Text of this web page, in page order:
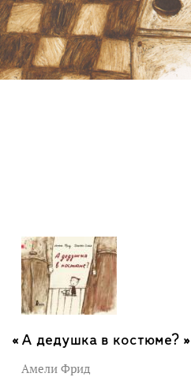
А дедушка в костюме? »
Амели Фрид